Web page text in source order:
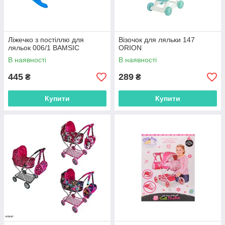
Ліжечко з постіллю для
ляльок 006/1 BAMSIC
В наявності
445 ₴
Купити
Візочок для ляльки 147
ORION
В наявності
289 ₴
Купити